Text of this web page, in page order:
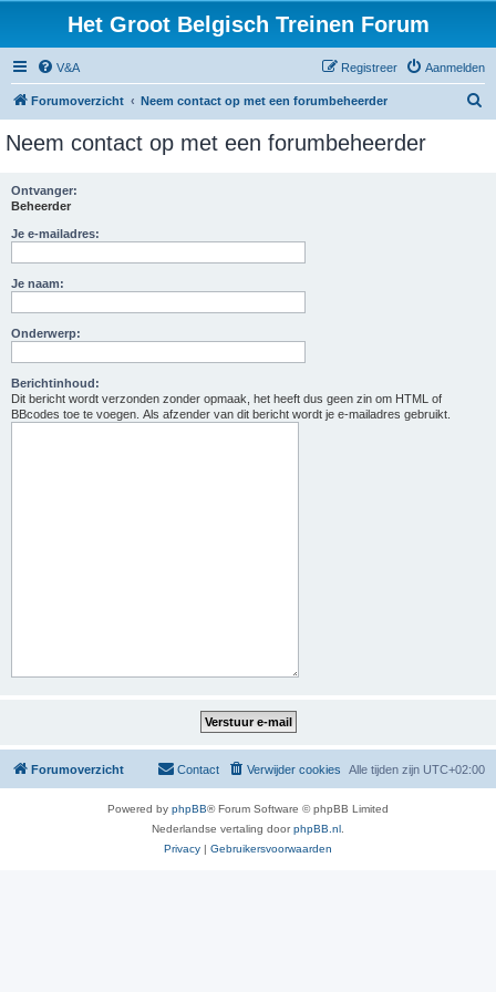
Het Groot Belgisch Treinen Forum
V&A Aanmelden
Registreer
Forumoverzicht Neem contact op met een forumbeheerder
Neem contact op met een forumbeheerder
Ontvanger:
Beheerder
Je e-mailadres:
Je naam:
Onderwerp:
Berichtinhoud:
Dit bericht wordt verzonden zonder opmaak, het heeft dus geen zin om HTML of
BBcodes toe te voegen. Als afzender van dit bericht wordt je e-mailadres gebruikt.
Forumoverzicht Alle tijden zijn UTC+02:00
Verwijder cookies
Contact
Powered by phpBB® Forum Software © phpBB Limited
Nederlandse vertaling doorphpBB.nl
Privacy | Gebruikersvoorwaarden